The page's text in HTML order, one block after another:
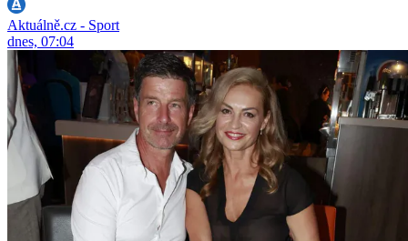
Aktuálně.cz - Sport
dnes, 07:04